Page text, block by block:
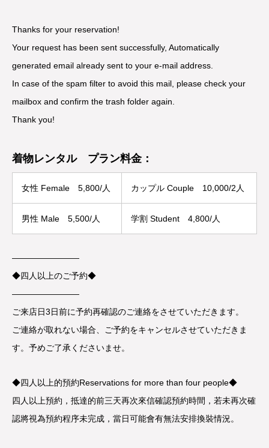
Thanks for your reservation!
Your request has been sent successfully, Automatically
generated email already sent to your e-mail address.
In case of the spam filter to avoid this mail, please check your
mailbox and confirm the trash folder again.
Thank you!
着物レンタル プラン料金：
女性 Female 5,800/人 カップル Couple 10,000/2人
男性 Male 5,500/人 学割 Student 4,800/人
————————
◆四人以上のご予約◆
————————
ご来店日3日前に予約再確認のご連絡をさせていただきます。
ご連絡が取れない場合、ご予約をキャンセルさせていただきま
す。予めご了承くださいませ。
◆四人以上的預約Reservations for more than four people◆
四人以上預約，抵達的前三天再次來信確認預約時間，若未再次確
認將視為預約程序未完成，當日可能會有無法安排換裝情況。